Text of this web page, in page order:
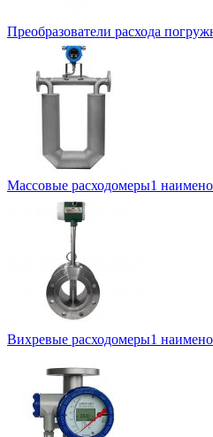
Преобразователи расхода
Массовые расходомеры1
Вихревые расходомеры1